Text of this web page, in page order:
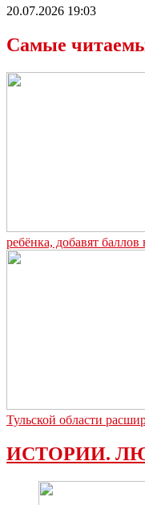
20.07.2026 19:03
Самые
ребёнка, добавят
Тульской области
ИСТОРИИ.